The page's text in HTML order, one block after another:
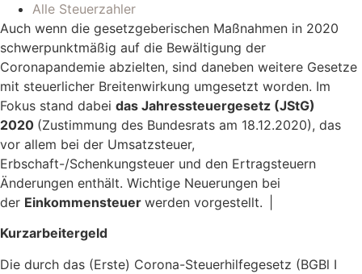
Alle Steuerzahler
Auch wenn die gesetzgeberischen Maßnahmen in 2020
schwerpunktmäßig auf die Bewältigung der
Coronapandemie abzielten, sind daneben weitere Gesetze
mit steuerlicher Breitenwirkung umgesetzt worden. Im
Fokus stand dabei das Jahressteuergesetz (JStG)
2020 (Zustimmung des Bundesrats am 18.12.2020), das
vor allem bei der Umsatzsteuer,
Erbschaft-/Schenkungsteuer und den Ertragsteuern
Änderungen enthält. Wichtige Neuerungen bei
der Einkommensteuer werden vorgestellt. |
Kurzarbeitergeld
Die durch das (Erste) Corona-Steuerhilfegesetz (BGBl I